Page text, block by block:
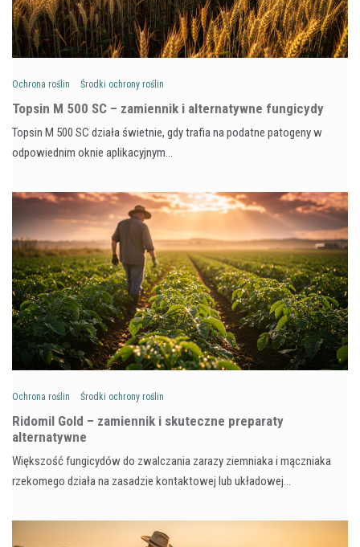
Ochrona roślin Środki ochrony roślin
Topsin M 500 SC – zamiennik i alternatywne fungicydy
Topsin M 500 SC działa świetnie, gdy trafia na podatne patogeny w
odpowiednim oknie aplikacyjnym…
Ochrona roślin Środki ochrony roślin
Ridomil Gold – zamiennik i skuteczne preparaty
alternatywne
Większość fungicydów do zwalczania zarazy ziemniaka i mączniaka
rzekomego działa na zasadzie kontaktowej lub układowej…